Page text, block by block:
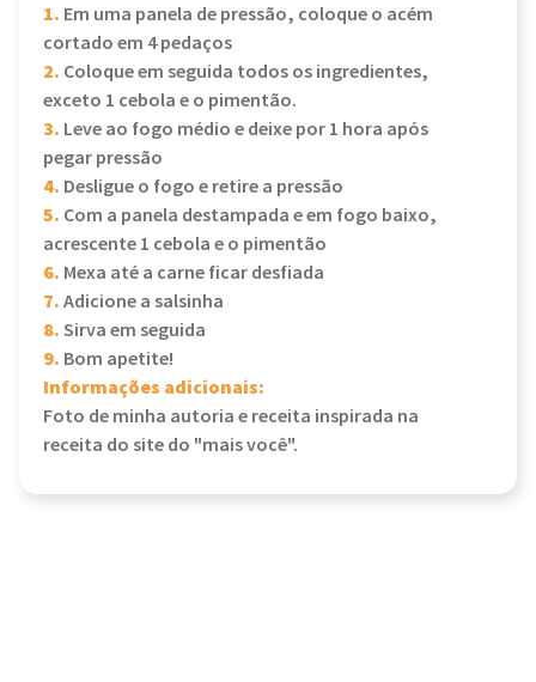
1. Em uma panela de pressão, coloque o acém
cortado em 4 pedaços
2. Coloque em seguida todos os ingredientes,
exceto 1 cebola e o pimentão.
3. Leve ao fogo médio e deixe por 1 hora após
pegar pressão
4. Desligue o fogo e retire a pressão
5. Com a panela destampada e em fogo baixo,
acrescente 1 cebola e o pimentão
6. Mexa até a carne ficar desfiada
7.Adicione a salsinha
8.Sirva em seguida
9. Bom apetite!
Informações adicionais:
Foto de minha autoria e receita inspirada na
receita do site do "mais você".